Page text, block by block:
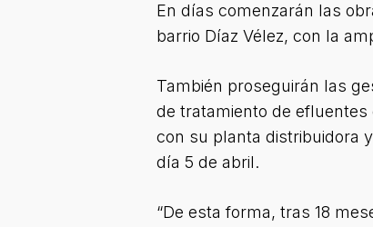
En días comenzarán las
barrio Díaz Vélez, con la
También proseguirán las
de tratamiento de
con su planta distribuidora
día 5 de abril.
“De esta forma, tras 18